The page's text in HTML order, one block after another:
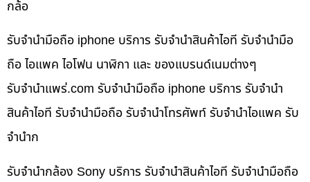
กล้อ
รับจำนำมือถือ iphone บริการ รับจำนำสินค้าไอที รับจำนำมือ
ถือ ไอแพค ไอโฟน นาฬิกา และ ของแบรนด์เนมต่างๆ
รับจํานําแพร่.com รับจำนำมือถือ iphone บริการ รับจำนำ
สินค้าไอที รับจำนำมือถือ รับจำนำโทรศัพท์ รับจำนำไอแพค รับ
จำนำก
รับจำนำกล้อง Sony บริการ รับจำนำสินค้าไอที รับจำนำมือถือ